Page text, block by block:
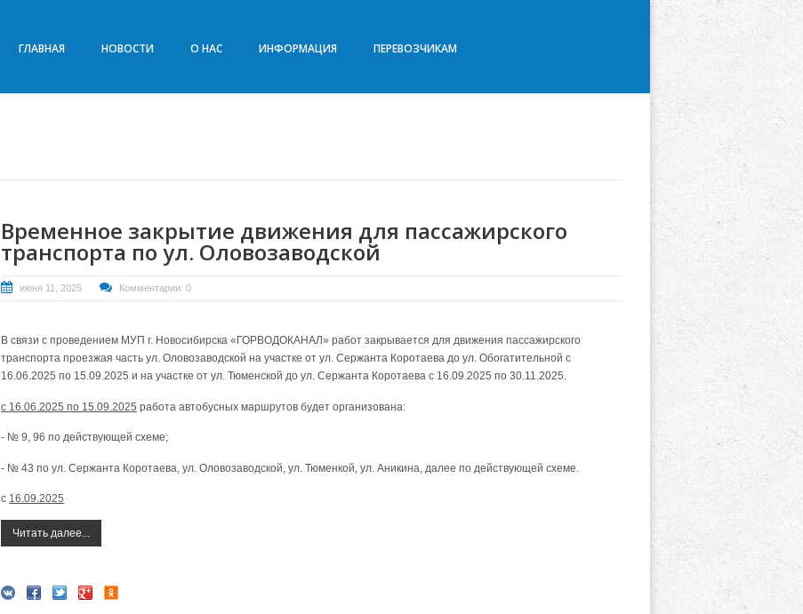
ГЛАВНАЯ НОВОСТИ О НАС ИНФОРМАЦИЯ ПЕРЕВОЗЧИКАМ
Временное закрытие движения для пассажирского
транспорта по ул. Оловозаводской
июня 11, 2025 Комментарии: 0
В связи с проведением МУП г. Новосибирска «ГОРВОДОКАНАЛ» работ закрывается для движения пассажирского
транспорта проезжая часть ул. Оловозаводской на участке от ул. Сержанта Коротаева до ул. Обогатительной с
16.06.2025 по 15.09.2025 и на участке от ул. Тюменской до ул. Сержанта Коротаева с 16.09.2025 по 30.11.2025.
с 16.06.2025 по 15.09.2025 работа автобусных маршрутов будет организована:
- № 9, 96 по действующей схеме;
- № 43 по ул. Сержанта Коротаева, ул. Оловозаводской, ул. Тюменкой, ул. Аникина, далее по действующей схеме.
с 16.09.2025
Читать далее...